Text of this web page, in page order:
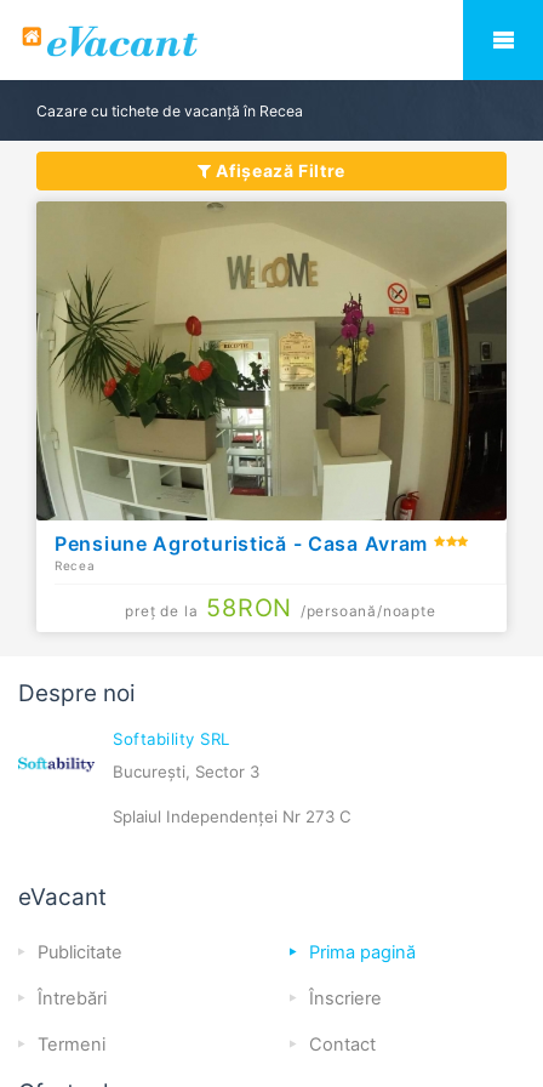
Cazare cu tichete de vacanță în Recea
Afișează Filtre
Pensiune Agroturistică - Casa Avram
Recea
preț de la 58RON /persoană/noapte
Despre noi
Softability SRL
București, Sector 3
Splaiul Independenței Nr 273 C
eVacant
Publicitate Prima pagină
Întrebări Înscriere
Termeni Contact